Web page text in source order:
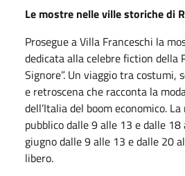
Le mostre nelle ville storiche di
Prosegue a Villa Franceschi la
dedicata alla celebre fiction della
Signore”. Un viaggio tra costumi,
e retroscena che racconta la
dell’Italia del boom economico.
pubblico dalle 9 alle 13 e dalle
giugno dalle 9 alle 13 e dalle 20
libero.